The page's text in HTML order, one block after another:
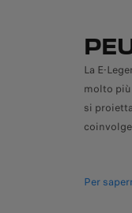
La E-
molto più
si
Per